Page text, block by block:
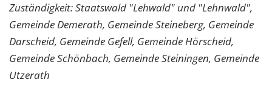
Zuständigkeit: Staatswald "Lehwald" und "Lehnwald",
Gemeinde Demerath, Gemeinde Steineberg, Gemeinde
Darscheid, Gemeinde Gefell, Gemeinde Hörscheid,
Gemeinde Schönbach, Gemeinde Steiningen, Gemeinde
Utzerath